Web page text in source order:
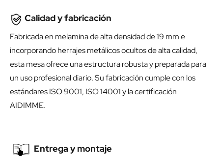
Calidad y fabricación
Fabricada en melamina de alta densidad de 19 mm e
incorporando herrajes metálicos ocultos de alta calidad,
esta mesa ofrece una estructura robusta y preparada para
un uso profesional diario. Su fabricación cumple con los
estándares ISO 9001, ISO 14001 y la certificación
AIDIMME.
Entrega y montaje